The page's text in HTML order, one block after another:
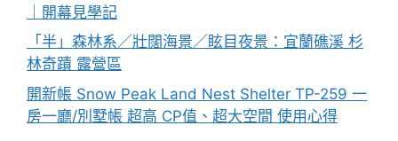
｜開幕見學記
「半」森林系／壯闊海景／眩目夜景：宜蘭礁溪 杉
林奇蹟 露營區
開新帳 Snow Peak Land Nest Shelter TP-259 一
房一廳/別墅帳 超高 CP值、超大空間 使用心得